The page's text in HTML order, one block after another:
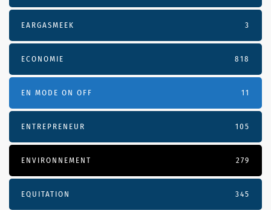
EARGASMEEK 3
ECONOMIE 818
EN MODE ON OFF 11
ENTREPRENEUR 105
ENVIRONNEMENT 279
EQUITATION 345